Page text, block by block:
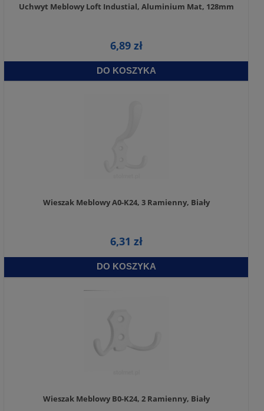
Uchwyt Meblowy Loft Industial, Aluminium Mat, 128mm
6,89 zł
DO KOSZYKA
Wieszak Meblowy A0-K24, 3 Ramienny, Biały
6,31 zł
DO KOSZYKA
Wieszak Meblowy B0-K24, 2 Ramienny, Biały